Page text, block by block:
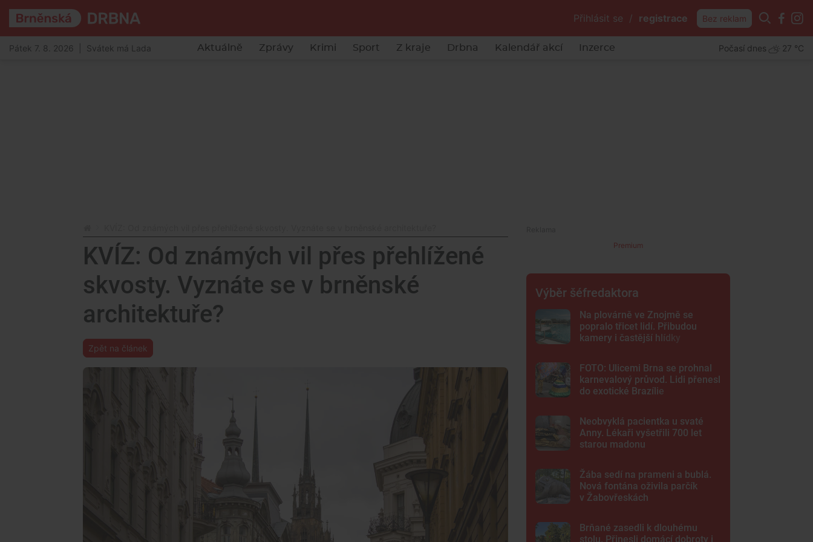
Přihlásit se / registrace Bez reklam
Pátek 7. 8. 2026 | Svátek má Lada Aktuálně Zprávy Krimi Sport Z kraje Drbna Kalendář akcí Inzerce Počasí dnes 27 °C
KVÍZ: Od známých vil přes přehlížené
skvosty. Vyznáte se v brněnské
architektuře?
Zpět na článek
Premium
Výběr šéfredaktora
Na plovárně ve Znojmě se
popralo třicet lidí. Přibudou
kamery i častější hlídky
FOTO: Ulicemi Brna se prohnal
karnevalový průvod. Lidi přenesl
do exotické Brazílie
Neobvyklá pacientka u svaté
Anny. Lékaři vyšetřili 700 let
starou madonu
Žába sedí na prameni a bublá.
Nová fontána oživila parčík
v Žabovřeskách
Brňané zasedli k dlouhému
stolu. Přinesli domácí dobroty i